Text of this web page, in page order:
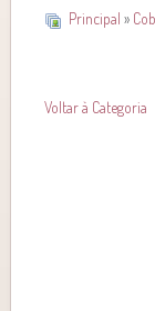
Principal »
Voltar à Categoria